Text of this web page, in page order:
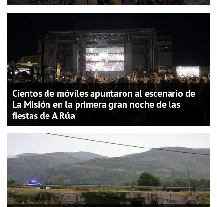
Cientos de móviles apuntaron al escenario de
La Misión en la primera gran noche de las
fiestas de A Rúa